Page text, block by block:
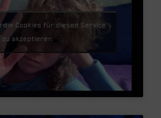
die Cookies für diesen Service
zu akzeptieren